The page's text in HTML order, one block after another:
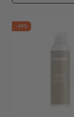
-40%